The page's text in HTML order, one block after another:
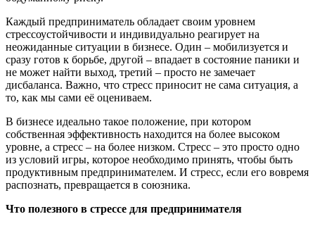
Каждый предприниматель обладает своим уровнем
стрессоустойчивости и индивидуально реагирует на
неожиданные ситуации в бизнесе. Один – мобилизуется и
сразу готов к борьбе, другой – впадает в состояние паники и
не может найти выход, третий – просто не замечает
дисбаланса. Важно, что стресс приносит не сама ситуация, а
то, как мы сами её оцениваем.
В бизнесе идеально такое положение, при котором
собственная эффективность находится на более высоком
уровне, а стресс – на более низком. Стресс – это просто одно
из условий игры, которое необходимо принять, чтобы быть
продуктивным предпринимателем. И стресс, если его вовремя
распознать, превращается в союзника.
Что полезного в стрессе для предпринимателя